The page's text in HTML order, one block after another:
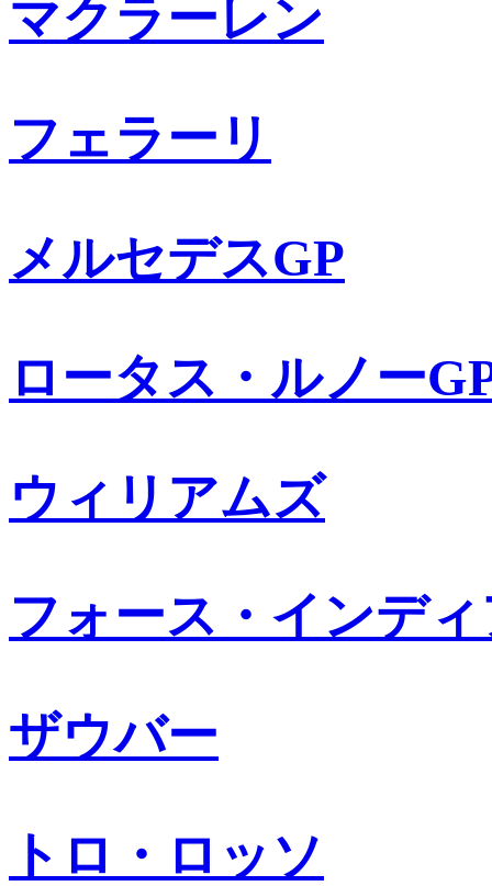
マクラーレン
フェラーリ
メルセデスGP
ロータス・ルノー
ウィリアムズ
フォース・インデ
ザウバー
トロ・ロッソ